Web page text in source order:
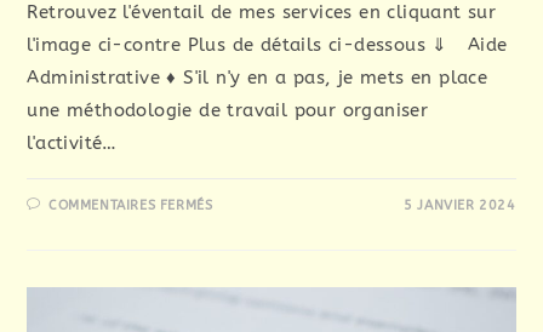
Retrouvez l'éventail de mes services en cliquant sur
l'image ci-contre Plus de détails ci-dessous ⇓ Aide
Administrative ♦ S'il n'y en a pas, je mets en place
une méthodologie de travail pour organiser
l'activité…
COMMENTAIRES FERMÉSSUR
COMPTABLE
5 JANVIER 2024